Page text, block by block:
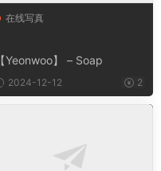
在线写真
【Yeonwoo】 – Soap
2024-12-12 2